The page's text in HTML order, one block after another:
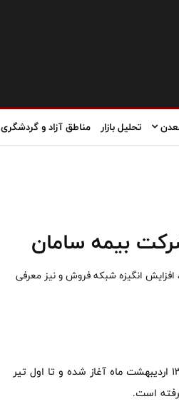
تحلیل بازار مناطق آزاد و گردشگری
بیمه سامان
انگیزه شبکه فروش و نیز معرفی
به گزارش خبرنگار ما از روابط عمومی شرکت بیمه سامان، این جشنواره که از ۱۳ اردیبهشت ماه آغاز شده و تا اول تیر